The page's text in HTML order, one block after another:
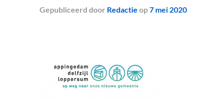
Gepubliceerd door Redactie op7 mei 2020